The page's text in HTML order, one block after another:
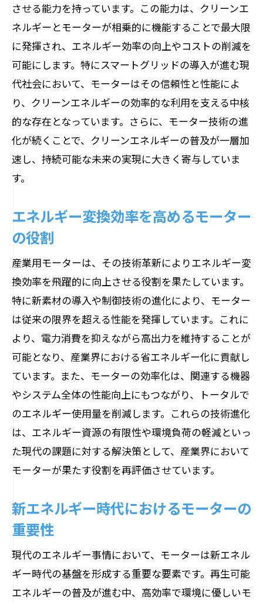
させる能力を持っています。この能力は、クリーンエ
ネルギーとモーターが相乗的に機能することで最大限
に発揮され、エネルギー効率の向上やコストの削減を
可能にします。特にスマートグリッドの導入が進む現
代社会において、モーターはその信頼性と性能によ
り、クリーンエネルギーの効率的な利用を支える中核
的な存在となっています。さらに、モーター技術の進
化が続くことで、クリーンエネルギーの普及が一層加
速し、持続可能な未来の実現に大きく寄与していま
す。
エネルギー変換効率を高めるモーター
の役割
産業用モーターは、その技術革新によりエネルギー変
換効率を飛躍的に向上させる役割を果たしています。
特に新素材の導入や制御技術の進化により、モーター
は従来の限界を超える性能を発揮しています。これに
より、電力消費を抑えながら高出力を維持することが
可能となり、産業界における省エネルギー化に貢献し
ています。また、モーターの効率化は、関連する機器
やシステム全体の性能向上にもつながり、トータルで
のエネルギー使用量を削減します。これらの技術進化
は、エネルギー資源の有限性や環境負荷の軽減といっ
た現代の課題に対する解決策として、産業界において
モーターが果たす役割を再評価させています。
新エネルギー時代におけるモーターの
重要性
現代のエネルギー事情において、モーターは新エネル
ギー時代の基盤を形成する重要な要素です。再生可能
エネルギーの普及が進む中、高効率で環境に優しいモ